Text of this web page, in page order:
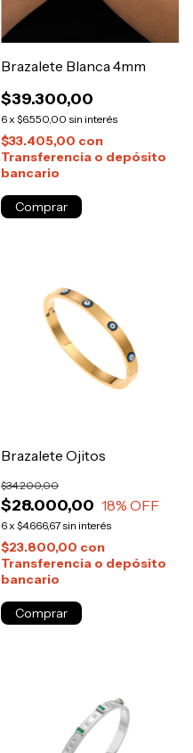
Brazalete Blanca 4mm
$39.300,00
6 x $6.550,00 sin interés
$33.405,00 con
Transferencia o depósito
bancario
Brazalete Ojitos
$28.000,00
$34.200,00
18% OFF
6 x $4.666,67sin interés
$23.800,00 con
Transferencia o depósito
bancario